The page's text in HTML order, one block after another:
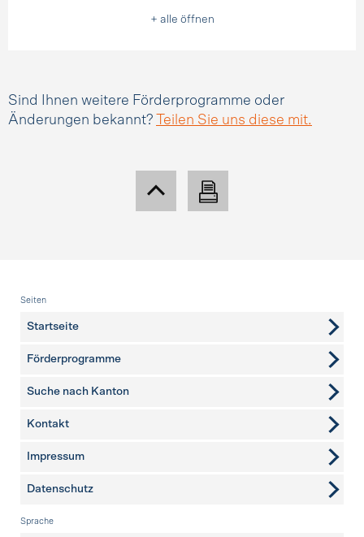
+ alle öffnen
Sind Ihnen weitere Förderprogramme oder
Änderungen bekannt?
Teilen Sie uns diese mit.
Fusszeile
Seiten
Startseite
Förderprogramme
Suche nach Kanton
weitere Seiten
Kontakt
Impressum
Datenschutz
Sprache